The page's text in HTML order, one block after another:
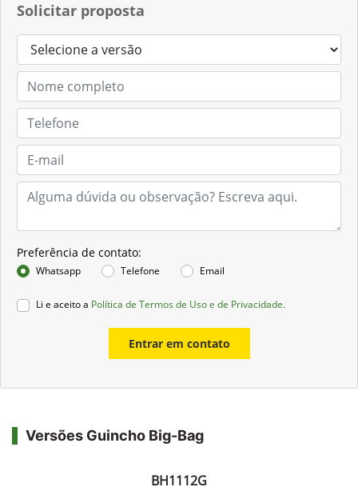
Solicitar proposta
Preferência de contato:
Whatsapp Telefone Email
Li e aceito a Política de Termos de Uso e de Privacidade.
Entrar em contato
Versões Guincho Big-Bag
BH1112G